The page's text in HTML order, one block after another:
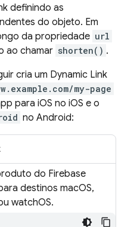
definindo as
do objeto. Em
da propriedade url
ao chamar shorten() .
cria um Dynamic Link
my-page
para iOS no iOS e o
no Android:
do Firebase
destinos macOS,
watchOS.